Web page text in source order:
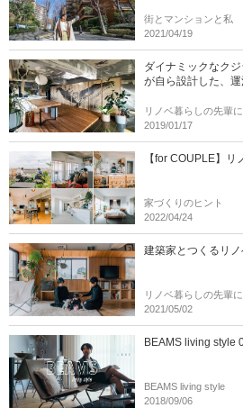
街とマンションと私
2021/04/19
ダイナミックなク
が自ら設計した、
リノベ暮らしの先輩に
2019/01/17
【for COUPLE】
家づくりのヒント
2022/04/24
建築家とつくるリ
リノベ暮らしの先輩に
2021/05/02
BEAMS living style
BEAMS living style
2018/09/06